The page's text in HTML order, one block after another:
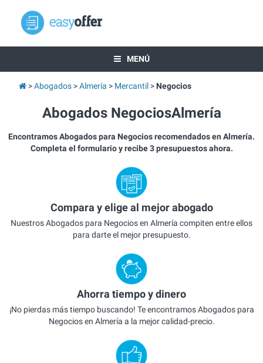
MENÚ
Abogados Almería Mercantil Negocios
Abogados NegociosAlmería
Encontramos Abogados para Negocios recomendados en Almería.
Completa el formulario y recibe 3 presupuestos ahora.
Compara y elige al mejor abogado
Nuestros Abogados para Negocios en Almería compiten entre ellos
para darte el mejor presupuesto.
Ahorra tiempo y dinero
¡No pierdas más tiempo buscando! Te encontramos Abogados para
Negocios en Almería a la mejor calidad-precio.